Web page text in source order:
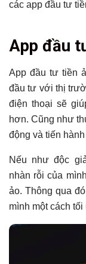
các app đầu tư
App đầu tư tiền
Tiêu chí lựa
Top các app
App đầu tư
App đầu tư
App đầu tư
Kết luận
Có thể bạn
App đầu
App đầu tư tiền
đầu tư với thị
điện thoại sẽ
hơn. Cũng như
động và tiến
Nếu như độc
nhàn rỗi của
ảo. Thông qua
mình một cách